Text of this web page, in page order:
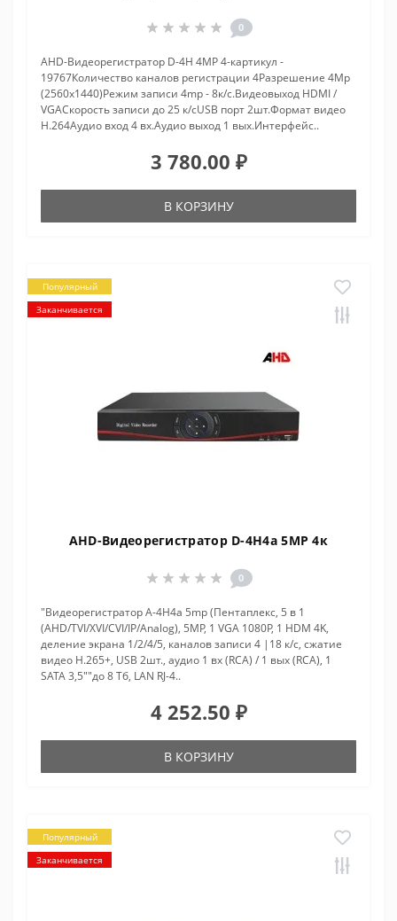
0
AHD-Видеорегистратор D-4H 4MP 4-картикул -
19767Количество каналов регистрации 4Разрешение 4Mp
(2560x1440)Режим записи 4mp - 8к/с.Видеовыход HDMI /
VGAСкорость записи до 25 к/сUSB порт 2шт.Формат видео
H.264Аудио вход 4 вх.Аудио выход 1 вых.Интерфейс..
3 780.00 ₽
В КОРЗИНУ
Популярный
Заканчивается
AHD-Видеорегистратор D-4H4a 5MP 4к
0
"Видеорегистратор A-4H4a 5mp (Пентаплекс, 5 в 1
(AHD/TVI/XVI/CVI/IP/Analog), 5MP, 1 VGA 1080P, 1 HDM 4K,
деление экрана 1/2/4/5, каналов записи 4 |18 к/c, сжатие
видео H.265+, USB 2шт., аудио 1 вх (RCA) / 1 вых (RCA), 1
SATA 3,5""до 8 Тб, LAN RJ-4..
4 252.50 ₽
В КОРЗИНУ
Популярный
Заканчивается